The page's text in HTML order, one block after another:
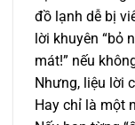
đồ lạnh dễ bị
lời khuyên “bỏ
mát!” nếu
Nhưng, liệu lời
Hay chỉ là một